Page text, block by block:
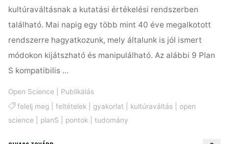
kultúraváltásnak a kutatási értékelési rendszerben
található. Mai napig egy több mint 40 éve megalkotott
rendszerre hagyatkozunk, mely általunk is jól ismert
módokon kijátszható és manipulálható. Az alábbi 9 Plan
S kompatibilis …
Open Science
Publikálás
felelj meg| feltételek| gyakorlat| kultúraváltás| open
science
planS pontok |tudomány